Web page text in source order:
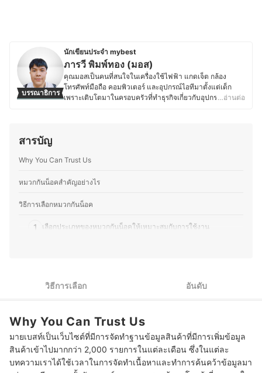
บรรณาธิการ
นักเขียนประจำ mybest
ภารวี พิมพ์ทอง (มอส)
คุณมอสเป็นคนที่สนใจในเครื่องใช้ไฟฟ้า แกดเจ็ต กล้อง
โทรศัพท์มือถือ คอมพิวเตอร์ และอุปกรณ์ไอทีมาตั้งแต่เด็ก
เพราะเติบโตมาในครอบครัวที่ทำธุรกิจเกี่ยวกับอุปกรณ์
ไฟฟ้าด้วยตัวเองเป็นประจำ ทำให้มีความเข้าใจเรื่อง
ความชอบนี้ช่วยให้คุณมอสสามารถเปรียบเทียบจุดเด่นจุด
สนุกกับการแบ่งปันความรู้เกี่ยวกับเทคโนโลยีและอุปกรณ์ไอที
สามารถเลือกอุปกรณ์ที่เหมาะสมกับการใช้งานของตนเองได้
…อ่านต่อ
สารบัญ
Why You Can Trust Us
หมวกกันน็อคสำคัญอย่างไร
วิธีการเลือกหมวกกันน็อค
1 เลือกประเภทของหมวกกันน็อคให้เหมาะสมกับการใช้งาน
หมวก เพื่อประสิทธิภาพสูงสุด
5
ตรวจสอบมาตรฐานการผลิตหมวกกันน็อค เพื่อความปลอดภัยในการ
ใช้งาน
6 เลือกหมวกกันน็อคจากแบรนด์ยอดนิยม เพื่อความมั่นใจในคุณภาพ
วิธีการเลือก อันดับ
Why You Can Trust Us
มายเบสท์เป็นเว็บไซต์ที่มีการจัดทำฐานข้อมูลสินค้าที่มีการเพิ่มข้อมูล
สินค้าเข้าไปมากกว่า 2,000 รายการในแต่ละเดือน ซึ่งในแต่ละ
บทความเราได้ใช้เวลาในการจัดทำเนื้อหาและทำการค้นคว้าข้อมูลมา